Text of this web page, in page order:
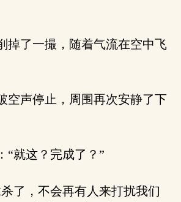
掉了一撮，随着气流在空中飞
空声停止，周围再次安静了下
就这？完成了？”
了，不会再有人来打扰我们